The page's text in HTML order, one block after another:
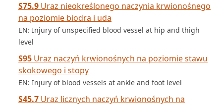
S75.9 Uraz nieokreślonego naczynia krwionośnego
na poziomie biodra i uda
EN: Injury of unspecified blood vessel at hip and thigh
level
S95 Uraz naczyń krwionośnych na poziomie stawu
skokowego i stopy
EN: Injury of blood vessels at ankle and foot level
S45.7 Uraz licznych naczyń krwionośnych na